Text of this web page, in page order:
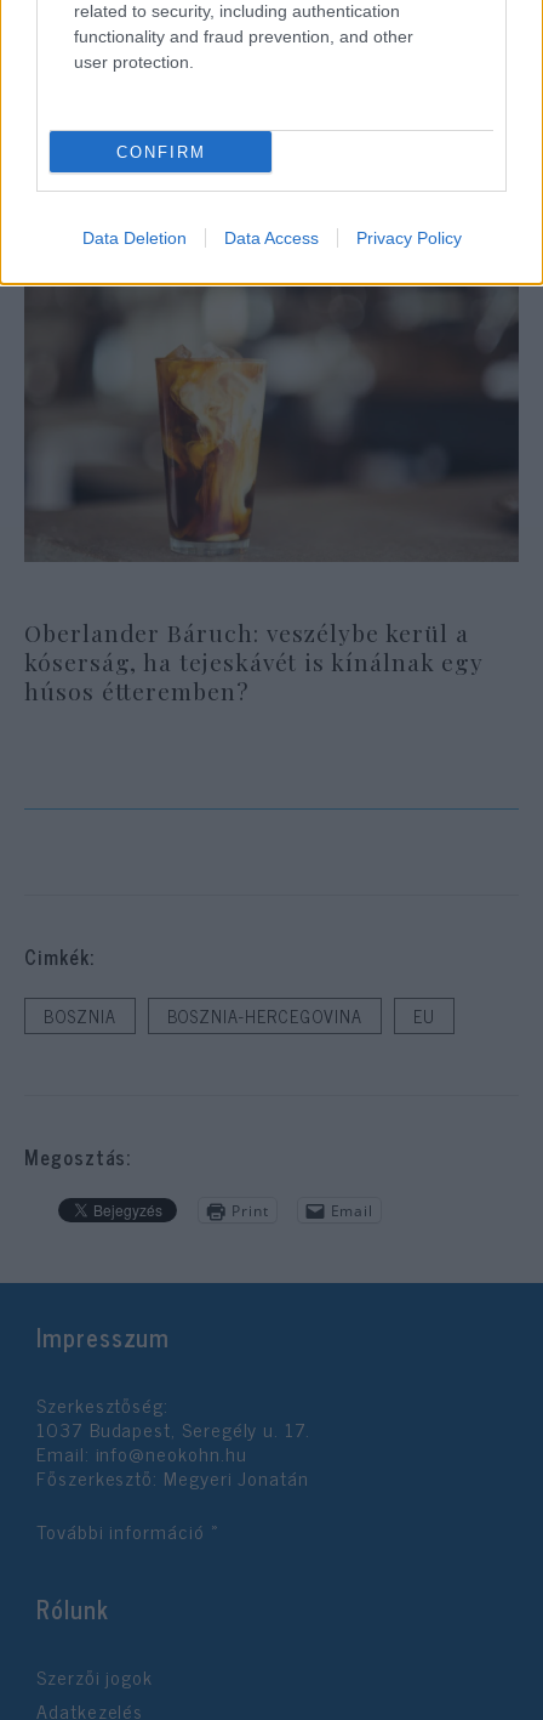
related to security, including authentication
functionality and fraud prevention, and other
user protection.
CONFIRM
Data Deletion Data Access Privacy Policy
Aviv szurkolóit Miskolcon
Oberlander Báruch: veszélybe kerül a
kóserság, ha tejeskávét is kínálnak egy
húsos étteremben?
Cimkék:
BOSZNIA BOSZNIA-HERCEGOVINA EU
Megosztás:
Print Email
Impresszum
Szerkesztőség:
1037 Budapest, Seregély u. 17.
Email: info@neokohn.hu
Főszerkesztő: Megyeri Jonatán
További információ »
Rólunk
Szerzői jogok
Adatkezelés